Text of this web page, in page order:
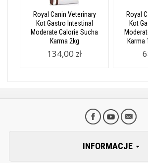
Royal Canin Veterinary
Kot Gastro Intestinal
Moderate Calorie Sucha
Karma 2kg
134,00 zł
Royal
Kot
Karma
INFORMACJE